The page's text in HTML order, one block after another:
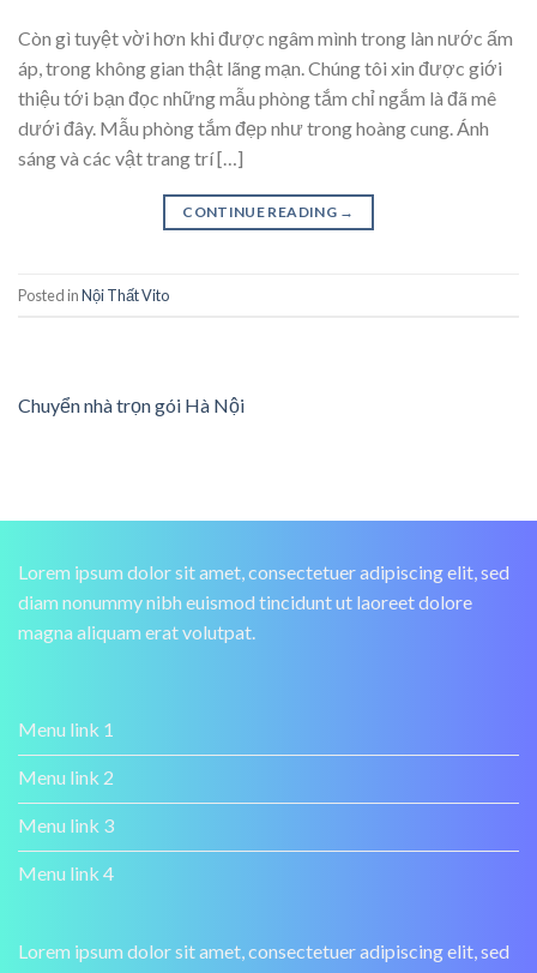
Còn gì tuyệt vời hơn khi được ngâm mình trong làn nước ấm
áp, trong không gian thật lãng mạn. Chúng tôi xin được giới
thiệu tới bạn đọc những mẫu phòng tắm chỉ ngắm là đã mê
dưới đây. Mẫu phòng tắm đẹp như trong hoàng cung. Ánh
sáng và các vật trang trí […]
CONTINUE READING →
Posted inNội Thất Vito
Chuyển nhà trọn gói Hà Nội
Lorem ipsum dolor sit amet, consectetuer adipiscing elit, sed
diam nonummy nibh euismod tincidunt ut laoreet dolore
magna aliquam erat volutpat.
Menu link 1
Menu link 2
Menu link 3
Menu link 4
Lorem ipsum dolor sit amet, consectetuer adipiscing elit, sed